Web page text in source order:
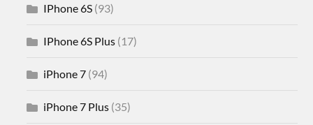
IPhone 6S (93)
IPhone 6S Plus (17)
iPhone 7 (94)
iPhone 7 Plus (35)